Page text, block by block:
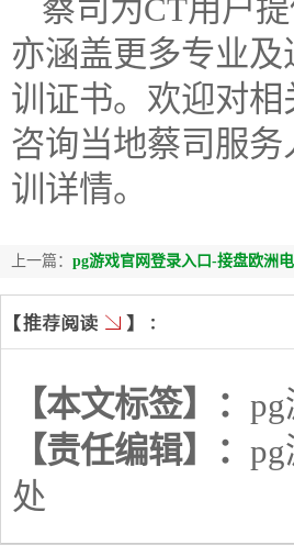
蔡司为CT用户
亦涵盖更多专业
训证书。欢迎对
咨询当地蔡司服务
训详情。
上一篇： pg游戏官网登录入口-接盘欧洲
【本文标签】：
【责任编辑】：
处